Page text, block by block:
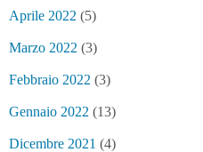
Aprile 2022 (5)
Marzo 2022 (3)
Febbraio 2022 (3)
Gennaio 2022 (13)
Dicembre 2021 (4)